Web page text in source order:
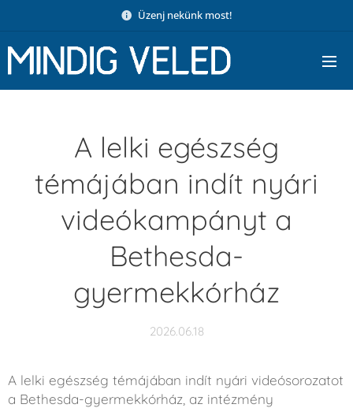
Üzenj nekünk most!
A lelki egészség
témájában indít nyári
videókampányt a
Bethesda-
gyermekkórház
2026.06.18
A lelki egészség témájában indít nyári videósorozatot
a Bethesda-gyermekkórház, az intézmény